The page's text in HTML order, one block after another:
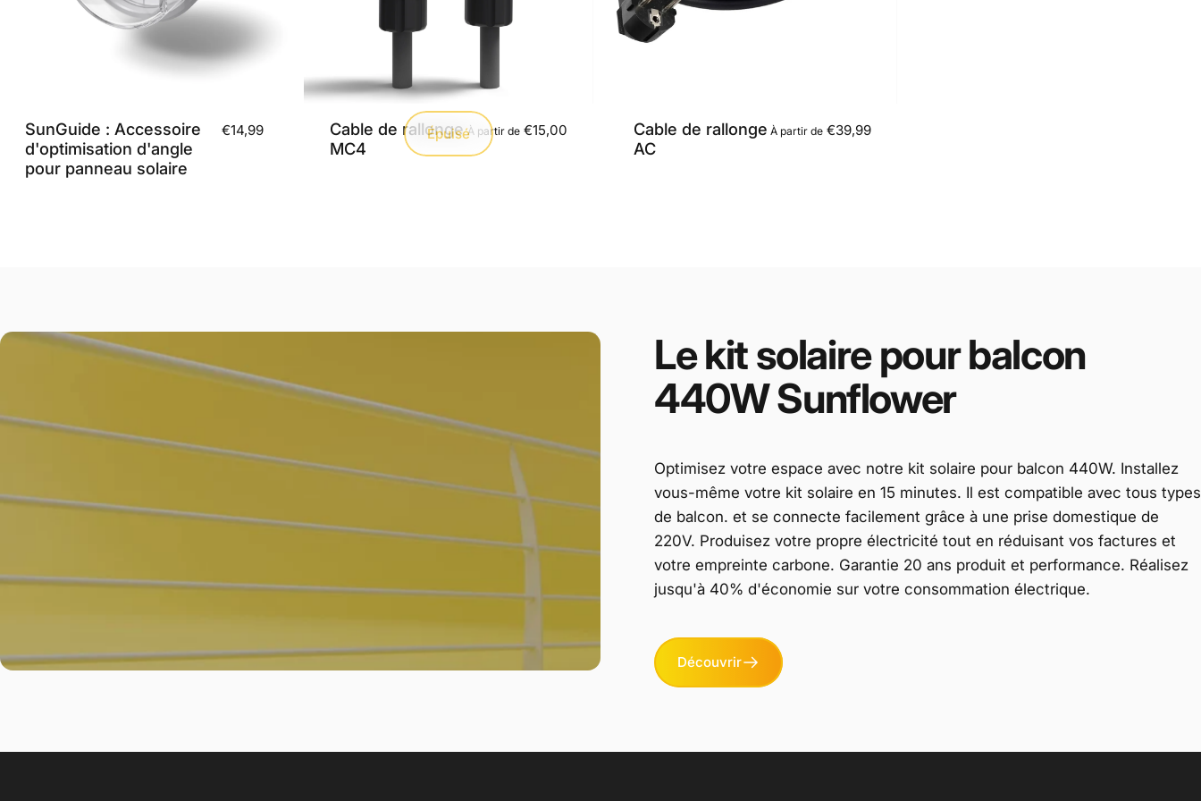
SunGuide : Accessoire
d'optimisation d'angle
pour panneau solaire
€14,99 Épuisé
Cable de rallonge
MC4
À partir de €15,00
Cable de rallonge
AC
À partir de €39,99
Lekitsolairepourbalcon
440WSunflower
Optimisez votre espace avec notre kit solaire pour balcon 440W. Installez
vous-même votre kit solaire en 15 minutes. Il est compatible avec tous types
de balcon. et se connecte facilement grâce à une prise domestique de
220V. Produisez votre propre électricité tout en réduisant vos factures et
votre empreinte carbone. Garantie 20 ans produit et performance. Réalisez
jusqu'à 40% d'économie sur votre consommation électrique.
Découvrir